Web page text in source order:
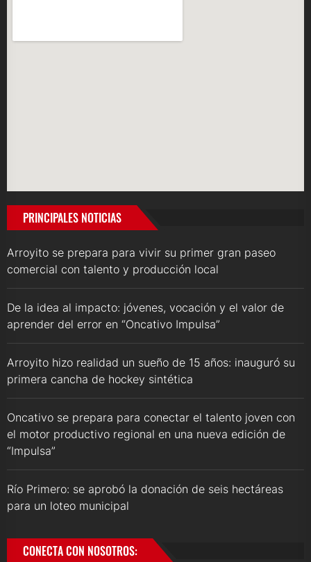
PRINCIPALES NOTICIAS
Arroyito se prepara para vivir su primer gran paseo
comercial con talento y producción local
De la idea al impacto: jóvenes, vocación y el valor de
aprender del error en “Oncativo Impulsa”
Arroyito hizo realidad un sueño de 15 años: inauguró su
primera cancha de hockey sintética
Oncativo se prepara para conectar el talento joven con
el motor productivo regional en una nueva edición de
“Impulsa”
Río Primero: se aprobó la donación de seis hectáreas
para un loteo municipal
CONECTA CON NOSOTROS: